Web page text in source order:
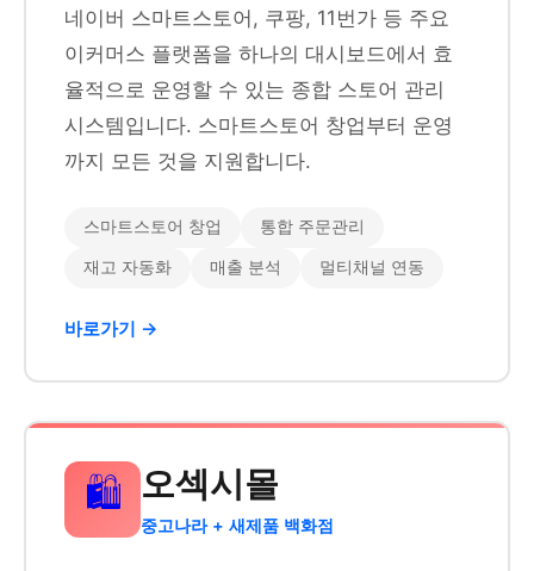
네이버 스마트스토어, 쿠팡, 11번가 등 주요
이커머스 플랫폼을 하나의 대시보드에서 효
율적으로 운영할 수 있는 종합 스토어 관리
시스템입니다. 스마트스토어 창업부터 운영
까지 모든 것을 지원합니다.
스마트스토어 창업 통합 주문관리
재고 자동화 매출 분석 멀티채널 연동
바로가기 →
🛍️ 오섹시몰
중고나라 + 새제품 백화점